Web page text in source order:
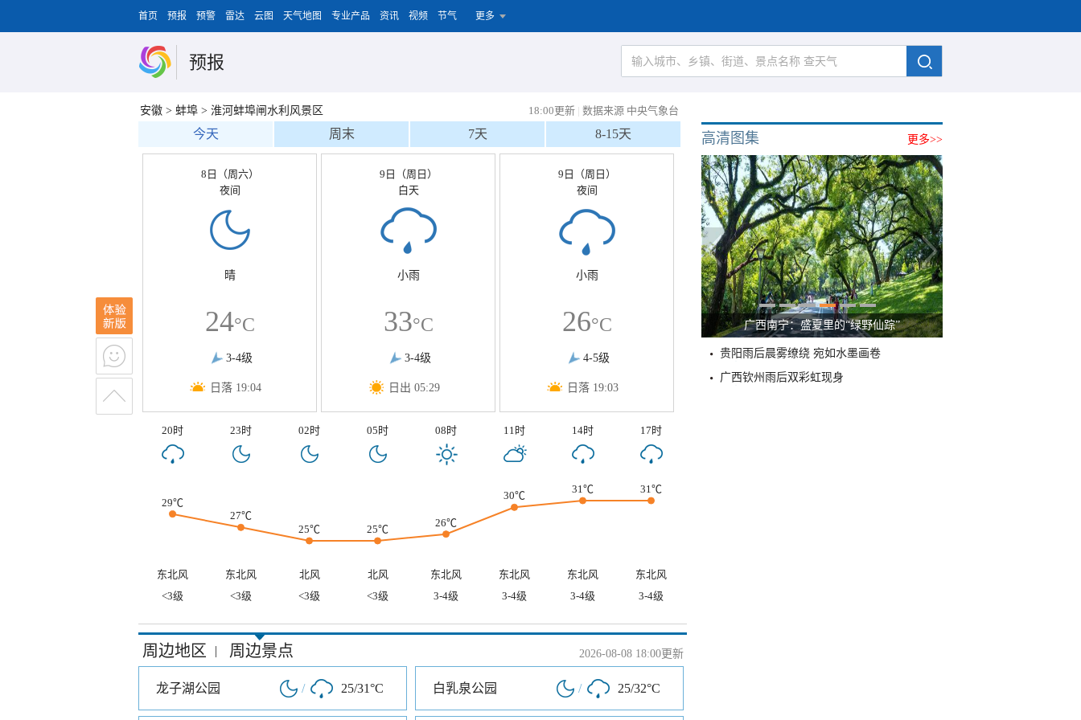
首页 预报 预警 雷达 云图 天气地图 专业产品 资讯 视频 节气 更多
预报
安徽 > 蚌埠 > 淮河蚌埠闸水利风景区 18:00更新 | 数据来源 中央气象台
今天 周末 7天 8-15天
8日（周六）
夜间
晴
24°C
3-4级
日落 19:04
9日（周日）
白天
小雨
33°C
3-4级
日出 05:29
9日（周日）
夜间
小雨
26°C
4-5级
日落 19:03
20时 23时 02时 05时 08时 11时 14时 17时
29℃
27℃
25℃
25℃
26℃
30℃
31℃ 31℃
东北风 东北风 北风 北风 东北风 东北风 东北风
东北风
<3级
<3级 <3级 <3级 3-4级 3-4级 3-4级 3-4级
周边地区 | 周边景点 2026-08-08 18:00更新
龙子湖公园 / 25/31°C 白乳泉公园 / 25/32°C
更多>>
高清图集
广西南宁：盛夏里的“绿野仙踪”
贵阳雨后晨雾缭绕 宛如水墨画卷
广西钦州雨后双彩虹现身